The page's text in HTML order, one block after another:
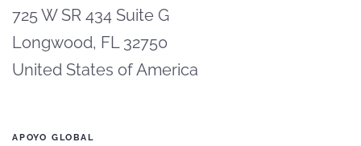
725 W SR 434 Suite G
Longwood, FL 32750
United States of America
APOYO GLOBAL